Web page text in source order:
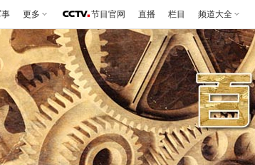
更多 节目官网 直播 栏目 频道大全